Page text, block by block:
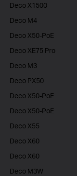
Deco X1500
Deco M4
Deco X50-PoE
Deco XE75 Pro
Deco M3
Deco PX50
Deco X50-PoE
Deco X50-PoE
Deco X55
Deco X60
Deco X60
Deco M3W